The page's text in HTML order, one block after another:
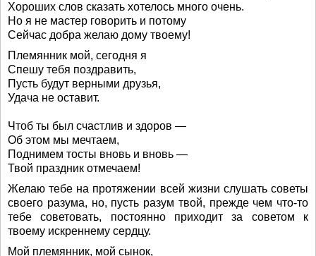
Хороших слов сказать хотелось много очень.
Но я не мастер говорить и потому
Сейчас добра желаю дому твоему!
Племянник мой, сегодня я
Спешу тебя поздравить,
Пусть будут верными друзья,
Удача не оставит.
Чтоб ты был счастлив и здоров —
Об этом мы мечтаем,
Поднимем тосты вновь и вновь —
Твой праздник отмечаем!
Желаю тебе на протяжении всей жизни слушать советы
своего разума, но, пусть разум твой, прежде чем что-то
тебе советовать, постоянно приходит за советом к
твоему искреннему сердцу.
Мой племянник, мой сынок,